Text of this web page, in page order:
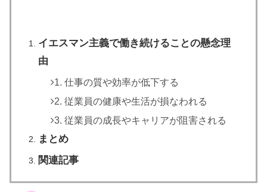
イエスマン主義で働き続けることの懸念理
由
1. 仕事の質や効率が低下する
2. 従業員の健康や生活が損なわれる
3. 従業員の成長やキャリアが阻害される
まとめ
関連記事